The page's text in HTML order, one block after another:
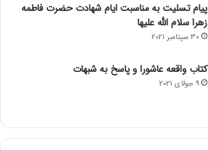
پیام تسلیت به مناسبت ایام شهادت حضرت فاطمه
زهرا سلام الله علیها
30 سپتامبر 2021
کتاب واقعه عاشورا و پاسخ به شبهات
9 جولای 2021